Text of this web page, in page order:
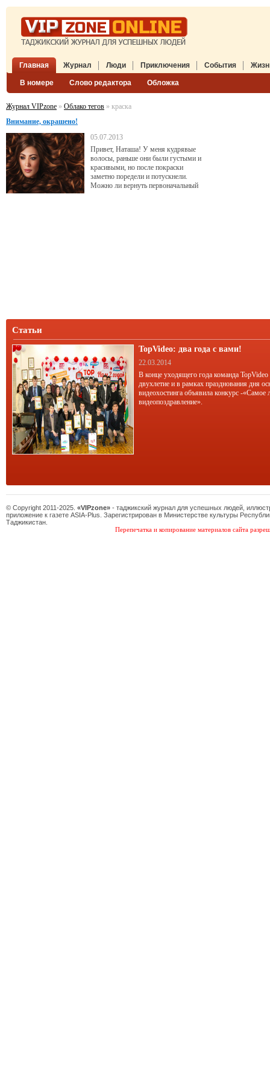
Главная Журнал
В номере Слово редактора Обложка
Люди Приключения События
Журнал VIPzone » Облако тегов » краска
Внимание, окрашено!
05.07.2013
Привет, Наташа! У меня кудрявые
волосы, раньше они были густыми и
красивыми, но после покраски
заметно поредели и потускнели.
Можно ли вернуть первоначальный
Статьи
TopVideo: два года с вами!
22.03.2014
В конце уходящего года команда TopVideo
двухлетие и в рамках празднования дня
видеохостинга объявила конкурс -«Самое
видеопоздравление».
© Copyright 2011-2025. «VIPzone» - таджикский журнал для успешных людей,
приложение к газете ASIA-Plus. Зарегистрирован в Министерстве культуры
Таджикистан.
Перепечатка и копирование материалов сайта